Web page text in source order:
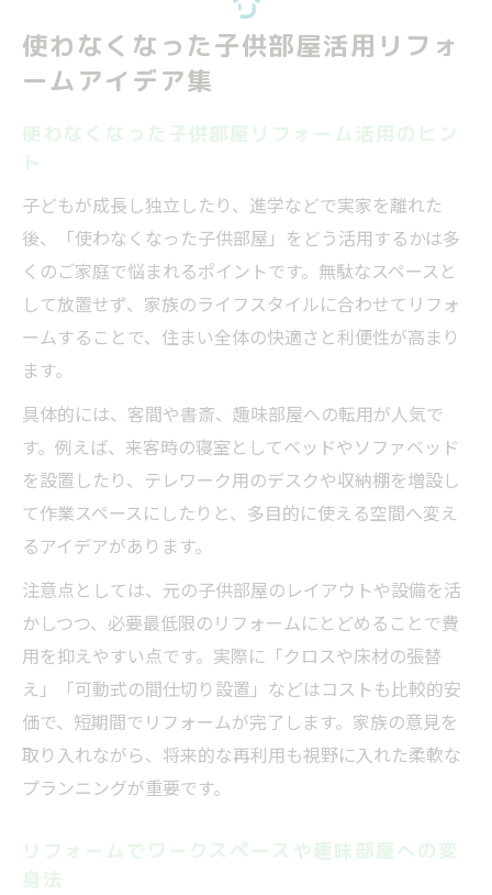
使わなくなった子供部屋活用リフォ
ームアイデア集
使わなくなった子供部屋リフォーム活用のヒン
ト
子どもが成長し独立したり、進学などで実家を離れた
後、「使わなくなった子供部屋」をどう活用するかは多
くのご家庭で悩まれるポイントです。無駄なスペースと
して放置せず、家族のライフスタイルに合わせてリフォ
ームすることで、住まい全体の快適さと利便性が高まり
ます。
具体的には、客間や書斎、趣味部屋への転用が人気で
す。例えば、来客時の寝室としてベッドやソファベッド
を設置したり、テレワーク用のデスクや収納棚を増設し
て作業スペースにしたりと、多目的に使える空間へ変え
るアイデアがあります。
注意点としては、元の子供部屋のレイアウトや設備を活
かしつつ、必要最低限のリフォームにとどめることで費
用を抑えやすい点です。実際に「クロスや床材の張替
え」「可動式の間仕切り設置」などはコストも比較的安
価で、短期間でリフォームが完了します。家族の意見を
取り入れながら、将来的な再利用も視野に入れた柔軟な
プランニングが重要です。
リフォームでワークスペースや趣味部屋への変
身法